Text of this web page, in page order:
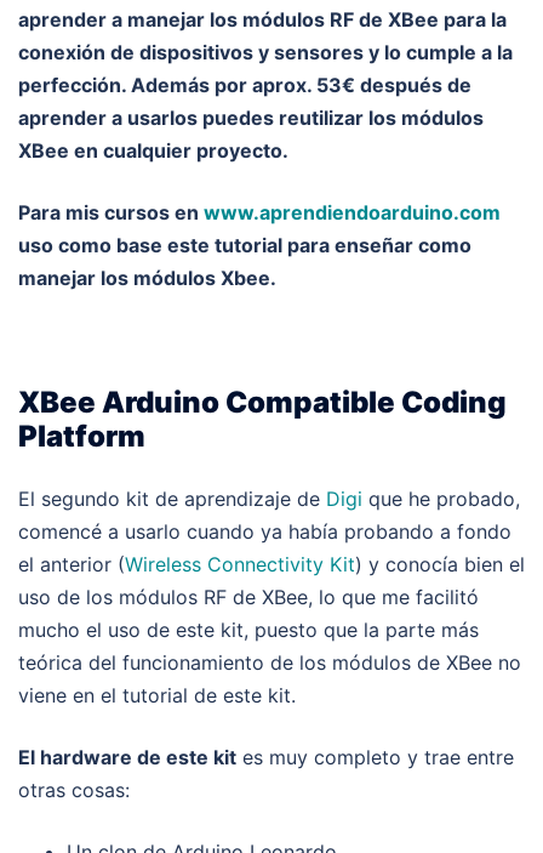
aprender a manejar los módulos RF de XBee para la
conexión de dispositivos y sensores y lo cumple a la
perfección. Además por aprox. 53€ después de
aprender a usarlos puedes reutilizar los módulos
XBee en cualquier proyecto.
Para mis cursos en www.aprendiendoarduino.com
uso como base este tutorial para enseñar como
manejar los módulos Xbee.
XBee Arduino Compatible Coding
Platform
El segundo kit de aprendizaje de Digi que he probado,
comencé a usarlo cuando ya había probando a fondo
el anterior (Wireless Connectivity Kit) y conocía bien el
uso de los módulos RF de XBee, lo que me facilitó
mucho el uso de este kit, puesto que la parte más
teórica del funcionamiento de los módulos de XBee no
viene en el tutorial de este kit.
El hardware de este kit es muy completo y trae entre
otras cosas: